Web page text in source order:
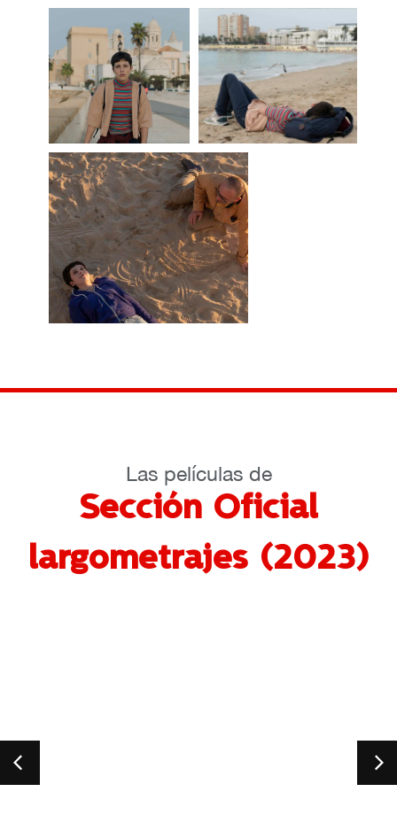
Las películas de
Sección Oficial
largometrajes (2023)